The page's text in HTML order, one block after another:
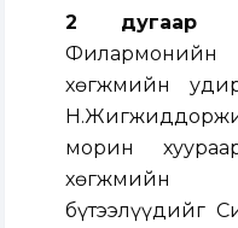
2 дугаар
хөгжмийн
морин
хөгжмийн
бүтээлүүдийг